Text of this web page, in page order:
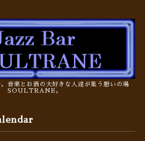
音楽とお酒の大好きな人達が集う憩いの場
SOULTRANE。